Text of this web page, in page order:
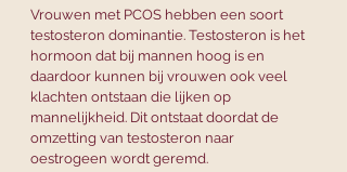
Vrouwen met PCOS hebben een soort
testosteron dominantie. Testosteron is het
hormoon dat bij mannen hoog is en
daardoor kunnen bij vrouwen ook veel
klachten ontstaan die lijken op
mannelijkheid. Dit ontstaat doordat de
omzetting van testosteron naar
oestrogeen wordt geremd.